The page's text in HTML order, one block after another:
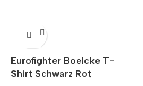
Eurofighter Boelcke T-
Shirt Schwarz Rot